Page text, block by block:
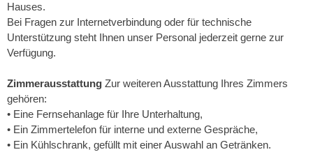
Hauses.
Bei Fragen zur Internetverbindung oder für technische
Unterstützung steht Ihnen unser Personal jederzeit gerne zur
Verfügung.
Zimmerausstattung Zur weiteren Ausstattung Ihres Zimmers
gehören:
• Eine Fernsehanlage für Ihre Unterhaltung,
• Ein Zimmertelefon für interne und externe Gespräche,
• Ein Kühlschrank, gefüllt mit einer Auswahl an Getränken.